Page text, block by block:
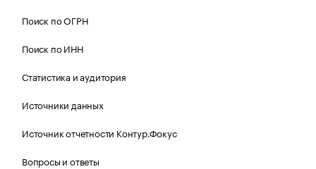
Поиск по ОГРН
Поиск по ИНН
Статистика и аудитория
Источники данных
Источник отчетности Контур.Фокус
Вопросы и ответы